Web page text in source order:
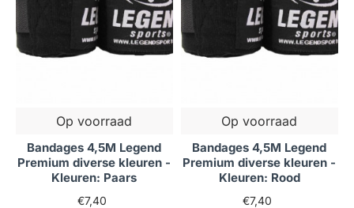
Op voorraad
Bandages 4,5M Legend
Premium diverse kleuren -
Kleuren: Paars
€7,40
Op voorraad
Bandages 4,5M Legend
Premium diverse kleuren -
Kleuren: Rood
€7,40